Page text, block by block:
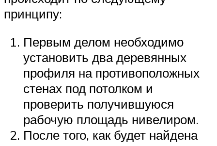
принципу:
Первым делом необходимо
установить два деревянных
профиля на противоположных
стенах под потолком и
проверить получившуюся
рабочую площадь нивелиром.
После того, как будет найдена